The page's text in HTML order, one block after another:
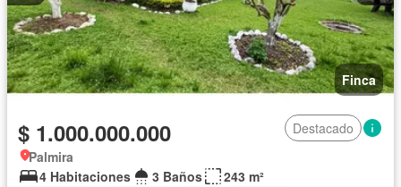
Finca
$ 1.000.000.000
Destacado
Palmira
4 Habitaciones
3 Baños
243 m²